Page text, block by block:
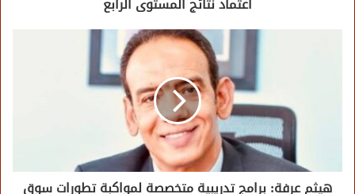
هيثم عرفة: برامج تدريبية متخصصة لمواكبة تطورات سوق